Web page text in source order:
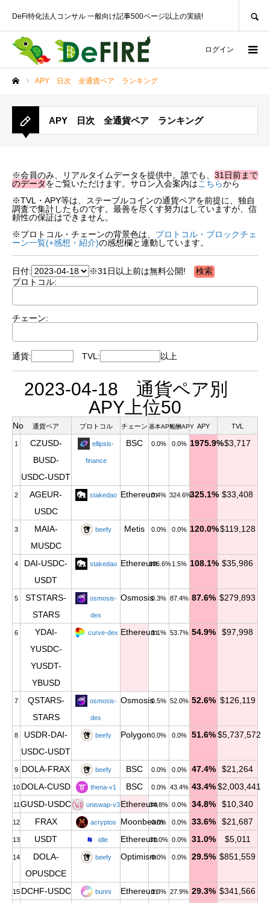
DeFi特化法人コンサル 一般向け記事500ページ以上の実績!
ログイン
APY 日次 全通貨ペア ランキング
APY 日次 全通貨ペア ランキング
※会員のみ、リアルタイムデータを提供中。誰でも、 31日前まで
のデータをご覧いただけます。サロン入会案内はこちらから
※TVL・APY等は、ステーブルコインの通貨ペアを前提に、独自
調査で集計したものです。最善を尽くす努力はしていますが、信
頼性の保証はできません。
※プロトコル・チェーンの背景色は、 プロトコル・ブロックチェ
ーン一覧(+感想・紹介)の感想欄と連動しています。
日付:
※31日以上前は無料公開!
プロトコル:
チェーン:
通貨: TVL: 以上
2023-04-18 通貨ペア別
APY上位50
No 通貨ペア プロトコル チェーン 基本APY報酬APY APY TVL
1
CZUSD-
BUSD-
USDC-USDT
ellipsis-
finance
BSC 0.0% 0.0% 1975.9%$3,717
2
AGEUR-
USDC
stakedao Ethereum0.4% 324.6%325.1% $33,408
3
MAIA-
MUSDC
beefy Metis 0.0% 0.0% 120.0%$119,128
4
DAI-USDC-
USDT
stakedao Ethereum106.6%1.5% 108.1% $35,986
5
STSTARS-
STARS
osmosis-
dex
Osmosis0.3% 87.4% 87.6% $279,893
6
YDAI-
YUSDC-
YUSDT-
YBUSD
curve-dex Ethereum1.1% 53.7% 54.9% $97,998
7
QSTARS-
STARS
osmosis-
dex
Osmosis0.5% 52.0% 52.6% $126,119
8
USDR-DAI-
USDC-USDT
beefy Polygon0.0% 0.0% 51.6% $5,737,572
9 DOLA-FRAX beefy BSC 0.0% 0.0% 47.4% $21,264
10 DOLA-CUSD thena-v1 BSC 0.0% 43.4% 43.4% $2,003,441
11 GUSD-USDC uniswap-v3Ethereum34.8% 0.0% 34.8% $10,340
12 FRAX acryptos Moonbeam
0.0% 0.0% 33.6% $21,687
13 USDT idle Ethereum31.0% 0.0% 31.0% $5,011
14
DOLA-
OPUSDCE
beefy Optimism0.0% 0.0% 29.5% $851,559
15 DCHF-USDC bunni Ethereum1.3% 27.9% 29.3% $341,566